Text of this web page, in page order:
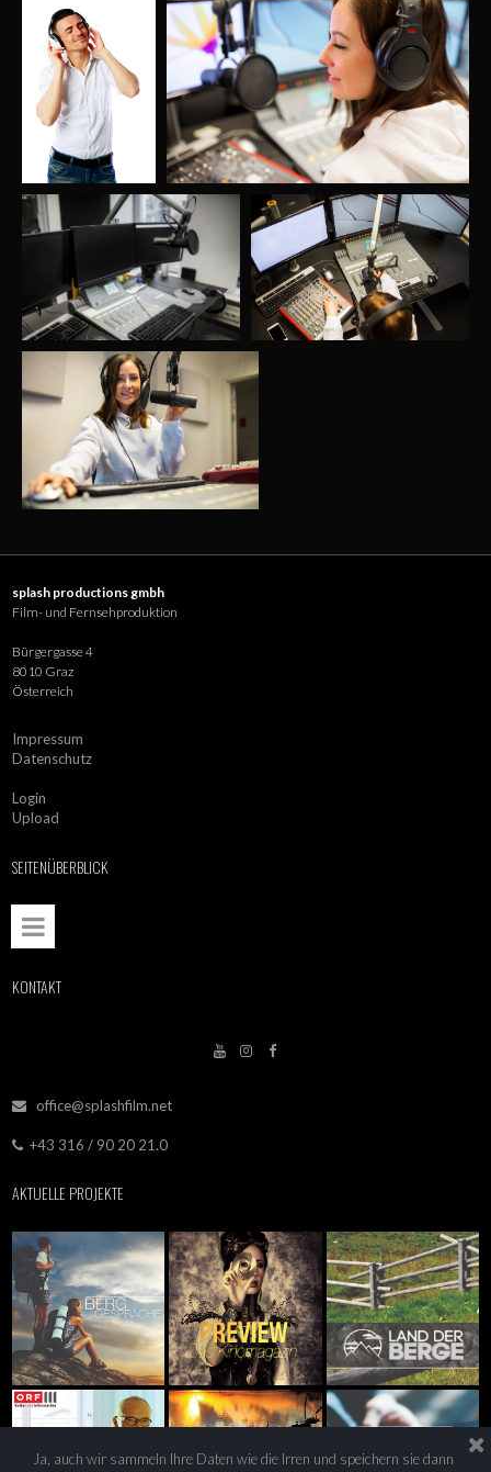
splash productions gmbh
Film- und Fernsehproduktion
Bürgergasse 4
8010 Graz
Österreich
Impressum
Datenschutz
Login
Upload
SEITENÜBERBLICK
KONTAKT
  
 office@splashfilm.net
 +43 316 / 90 20 21.0
AKTUELLE PROJEKTE
Ja, auch wir sammeln Ihre Daten wie die Irren und speichern sie dann